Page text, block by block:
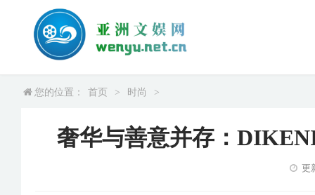
您的位置： 首页 > 时尚 >
奢华与善意并存：
更